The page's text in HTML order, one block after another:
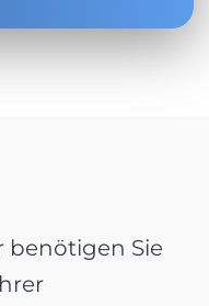
benötigen Sie